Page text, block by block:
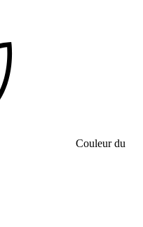
Couleur du